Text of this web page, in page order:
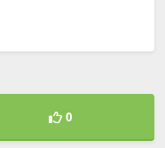
0